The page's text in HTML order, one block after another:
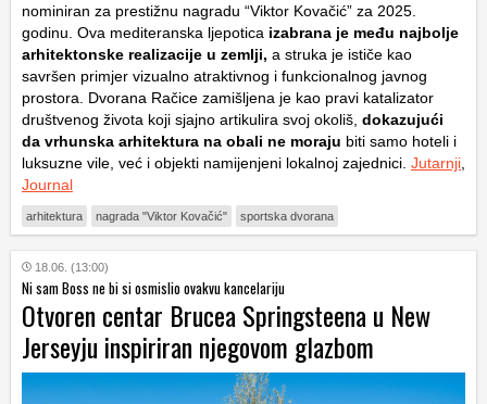
nominiran za prestižnu nagradu “Viktor Kovačić” za 2025.
godinu. Ova mediteranska ljepotica izabrana je među najbolje
arhitektonske realizacije u zemlji, a struka je ističe kao
savršen primjer vizualno atraktivnog i funkcionalnog javnog
prostora. Dvorana Račice zamišljena je kao pravi katalizator
društvenog života koji sjajno artikulira svoj okoliš, dokazujući
da vrhunska arhitektura na obali ne moraju biti samo hoteli i
luksuzne vile, već i objekti namijenjeni lokalnoj zajednici. Jutarnji
Journal
arhitektura nagrada "Viktor Kovačić" sportska dvorana
18.06. (13:00)
Ni sam Boss ne bi si osmislio ovakvu kancelariju
Otvoren centar Brucea Springsteena u New
Jerseyju inspiriran njegovom glazbom